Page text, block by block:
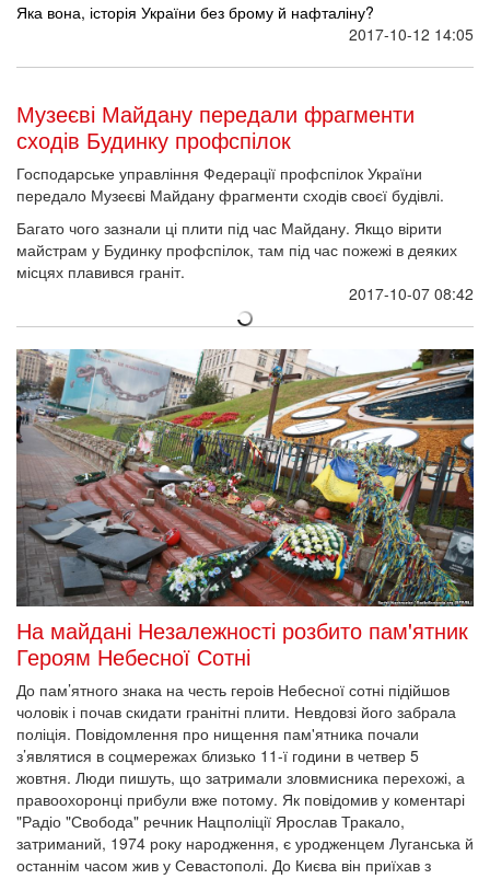
Яка вона, історія України без брому й нафталіну?
2017-10-12 14:05
Музеєві Майдану передали фрагменти
сходів Будинку профспілок
Господарське управління Федерації профспілок України
передало Музеєві Майдану фрагменти сходів своєї будівлі.
Багато чого зазнали ці плити під час Майдану. Якщо вірити
майстрам у Будинку профспілок, там під час пожежі в деяких
місцях плавився граніт.
2017-10-07 08:42
На майдані Незалежності розбито пам'ятник
Героям Небесної Сотні
До пам’ятного знака на честь героів Небесної сотні підійшов
чоловік і почав скидати гранітні плити. Невдовзі його забрала
поліція. Повідомлення про нищення пам'ятника почали
з’являтися в соцмережах близько 11-ї години в четвер 5
жовтня. Люди пишуть, що затримали зловмисника перехожі, а
правоохоронці прибули вже потому. Як повідомив у коментарі
"Радіо "Свобода" речник Нацполіції Ярослав Тракало,
затриманий, 1974 року народження, є уродженцем Луганська й
останнім часом жив у Севастополі. До Києва він приїхав з